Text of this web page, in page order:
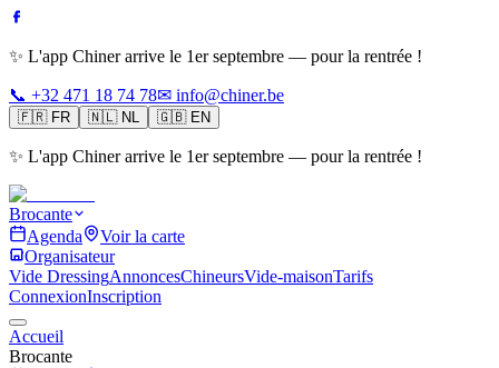
✨ L'app Chiner arrive le 1er septembre — pour la rentrée !
📞 +32 471 18 74 78✉ info@chiner.be
🇫🇷 FR 🇳🇱 NL 🇬🇧 EN
✨ L'app Chiner arrive le 1er septembre — pour la rentrée !
Brocante
Agenda
Voir la carte
Organisateur
Vide DressingAnnoncesChineursVide-maisonTarifs
ConnexionInscription
Accueil
Brocante